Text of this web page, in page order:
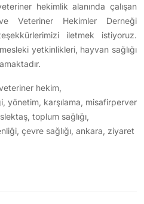
hekimlik alanında çalışan
Veteriner Hekimler Derneği
iletmek istiyoruz.
yetkinlikleri, hayvan sağlığı
hekim,
, yönetim, karşılama, misafirperver
, toplum sağlığı,
, çevre sağlığı, ankara, ziyaret